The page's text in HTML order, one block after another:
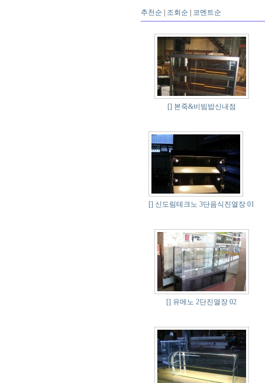
추천순 조회순 코멘트순
[] 본죽&비빔밥신내점
[] 신도림테크노 3단음식진열장 01
[] 유메노 2단진열장 02